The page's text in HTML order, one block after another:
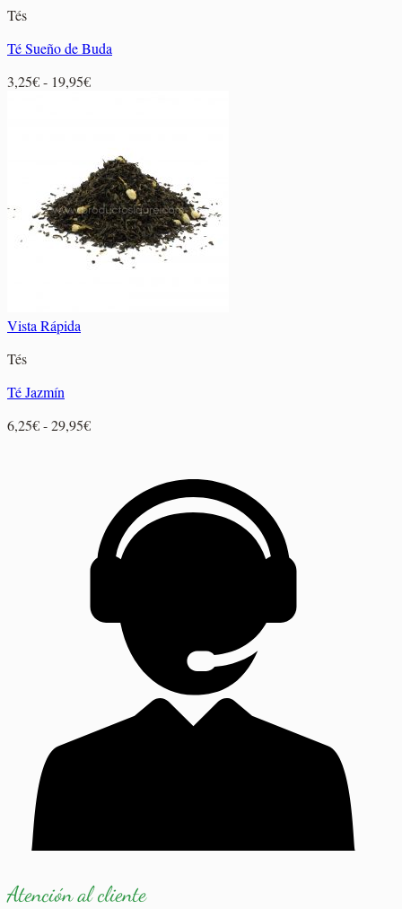
Tés
Té Sueño de Buda
3,25€- 19,95€Rango
3,25€
hasta
19,95€
Vista Rápida
Tés
Té Jazmín
6,25€-29,95€Rango
hasta
29,95€
Atención al cliente